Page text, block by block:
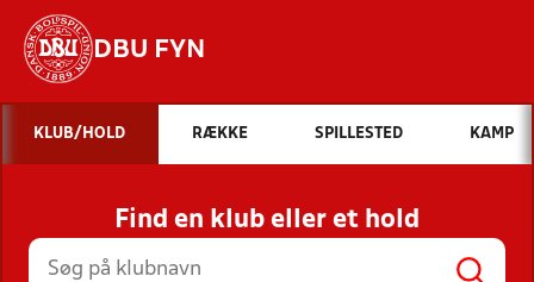
DBU FYN
Hvad vil du søge efter?
INDHOLD OG NYHEDER
STILLINGER, RESULTATER, KLUBBER OG
HOLD
KLUB/HOLD RÆKKE SPILLESTED KAMP
Find en klub eller et hold